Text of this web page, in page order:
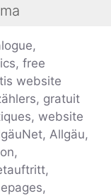
free
website
gratuit
website
Allgäu,